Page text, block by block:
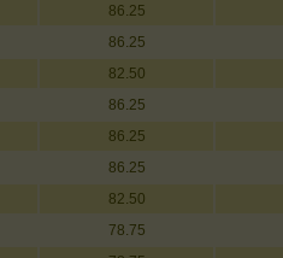
86.25
86.25
82.50
86.25
86.25
86.25
82.50
78.75